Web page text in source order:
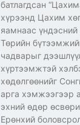
батлагдсан
хүрээнд Цахим
яамнаас
Төрийн
чадварыг
хүртээмжтэй
хөдөлгөөнийг
арга хэмжээгээр
эхний өдөр
Ерөнхий